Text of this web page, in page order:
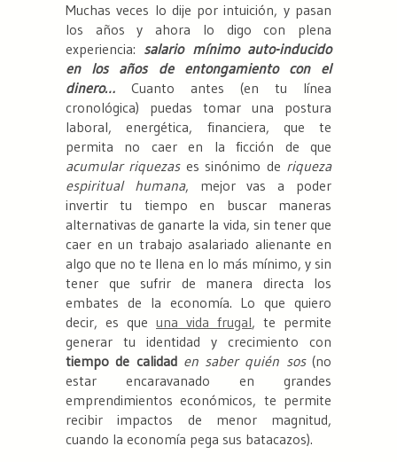
Muchas veces lo dije por intuición, y pasan
los años y ahora lo digo con plena
experiencia: salario mínimo auto-inducido
en los años de entongamiento con el
dinero… Cuanto antes (en tu línea
cronológica) puedas tomar una postura
laboral, energética, financiera, que te
permita no caer en la ficción de que
acumular riquezases sinónimo de riqueza
espiritual humana, mejor vas a poder
invertir tu tiempo en buscar maneras
alternativas de ganarte la vida, sin tener que
caer en un trabajo asalariado alienante en
algo que no te llena en lo más mínimo, y sin
tener que sufrir de manera directa los
embates de la economía. Lo que quiero
decir, es que una vida frugal, te permite
generar tu identidad y crecimiento con
tiempo de calidad en saber quién sos(no
estar encaravanado en grandes
emprendimientos económicos, te permite
recibir impactos de menor magnitud,
cuando la economía pega sus batacazos).